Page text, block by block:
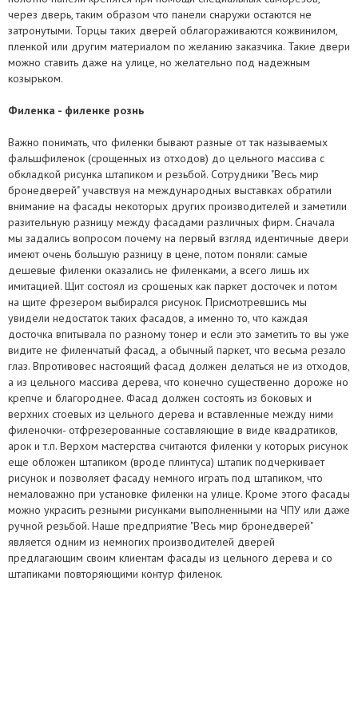
Доставка дверей может осуществляться как перевозчиками,
например: Автолюкс, САТ и другими; так и нашими силами. Доставка
перевозчиком бронедвери в регионы Украины не входит в
стоимость наших входных дверей и оплачивается отдельно.
Чтобы быть уверенными в том, что вы получили действительно
бронедвери, изготовленные ТМ «Весь мир бронедверей»,
убедитесь в наличии следующего:
Договор на изготовление бронедвери с круглой мокрой печатью
Паспорт на бронедвери, заполненный установщиками дверей и
Маркировка продукции: фирменная бирка на коробке
бронедвери.
Фирменный знак качества на наружном полотне бронедвери.
через дверь, таким образом что панели снаружи остаются не
затронутыми. Торцы таких дверей облагораживаются кожвинилом,
пленкой или другим материалом по желанию заказчика. Такие двери
можно ставить даже на улице, но желательно под надежным
козырьком.
Филенка - филенке рознь
Важно понимать, что филенки бывают разные от так называемых
фальшфиленок (срощенных из отходов) до цельного массива с
обкладкой рисунка штапиком и резьбой. Сотрудники "Весь мир
бронедверей" учавствуя на международных выставках обратили
внимание на фасады некоторых других производителей и заметили
разительную разницу между фасадами различных фирм. Сначала
мы задались вопросом почему на первый взгляд идентичные двери
имеют очень большую разницу в цене, потом поняли: cамые
дешевые филенки оказались не филенками, а всего лишь их
имитацией. Щит состоял из срошеных как паркет досточек и потом
на щите фрезером выбирался рисунок. Присмотревшись мы
увидели недостаток таких фасадов, а именно то, что каждая
досточка впитывала по разному тонер и если это заметить то вы уже
видите не филенчатый фасад, а обычный паркет, что весьма резало
глаз. Впротивовес настоящий фасад должен делаться не из отходов,
а из цельного массива дерева, что конечно существенно дороже но
крепче и благороднее. Фасад должен состоять из боковых и
верхних стоевых из цельного дерева и вставленные между ними
филеночки- отфрезерованные составляющие в виде квадратиков,
арок и т.п. Верхом мастерства считаются филенки у которых рисунок
еще обложен штапиком (вроде плинтуса) штапик подчеркивает
рисунок и позволяет фасаду немного играть под штапиком, что
немаловажно при установке филенки на улице. Кроме этого фасады
можно украсить резными рисунками выполненными на ЧПУ или даже
ручной резьбой. Наше предприятие "Весь мир бронедверей"
является одним из немногих производителей дверей
предлагающим своим клиентам фасады из цельного дерева и со
штапиками повторяющими контур филенок.